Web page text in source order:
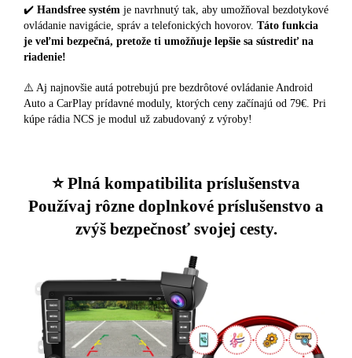
✔️ Handsfree systém je navrhnutý tak, aby umožňoval bezdotykové
ovládanie navigácie, správ a telefonických hovorov. Táto funkcia
je veľmi bezpečná, pretože ti umožňuje lepšie sa sústrediť na
riadenie!
⚠️ Aj najnovšie autá potrebujú pre bezdrôtové ovládanie Android
Auto a CarPlay prídavné moduly, ktorých ceny začínajú od 79€. Pri
kúpe rádia NCS je modul už zabudovaný z výroby!
⭐️ Plná kompatibilita príslušenstva
Používaj rôzne doplnkové príslušenstvo a
zvýš bezpečnosť svojej cesty.